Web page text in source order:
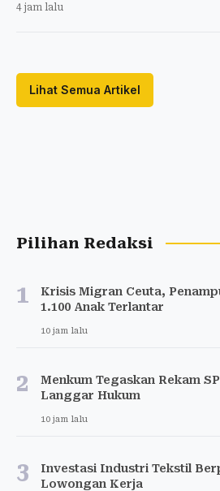
4 jam lalu
Lihat Semua Artikel
Pilihan Redaksi
1
Krisis Migran Ceuta,
1.100 Anak Terlantar
10 jam lalu
2
Menkum Tegaskan Rekam
Langgar Hukum
10 jam lalu
3
Investasi Industri Tekstil
Lowongan Kerja